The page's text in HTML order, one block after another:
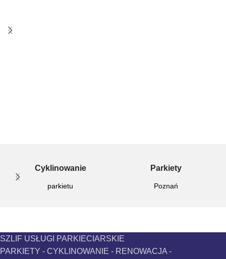
Cyklinowanie
parkietu
Parkiety
Poznań
SZLIF USŁUGI PARKIECIARSKIE
PARKIETY - CYKLINOWANIE - RENOWACJA -